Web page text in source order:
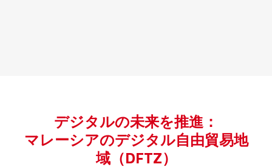
デジタルの未来を推進：
マレーシアのデジタル自由貿易地
域（DFTZ）